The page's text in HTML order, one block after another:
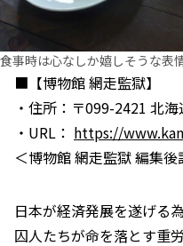
食事時は心なしか嬉しそうな表
■【博物館 網走監獄】
・住所：〒099-2421 北
・URL： https://
＜博物館 網走監獄 編集後
日本が経済発展を遂げる
囚人たちが命を落とす重